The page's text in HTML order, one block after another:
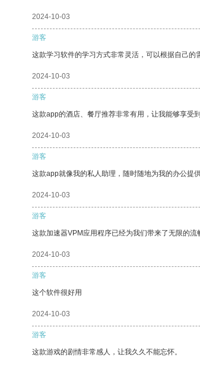
2024-10-03
游客
这款学习软件的学习方式非常灵活，可以根据自己的
2024-10-03
游客
这款app的酒店、餐厅推荐非常有用，让我能够享受
2024-10-03
游客
这款app就像我的私人助理，随时随地为我的办公提
2024-10-03
游客
这款加速器VPM应用程序已经为我们带来了无限的流
2024-10-03
游客
这个软件很好用
2024-10-03
游客
这款游戏的剧情非常感人，让我久久不能忘怀。